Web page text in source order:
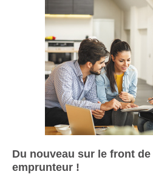
Du nouveau sur le front de
emprunteur !